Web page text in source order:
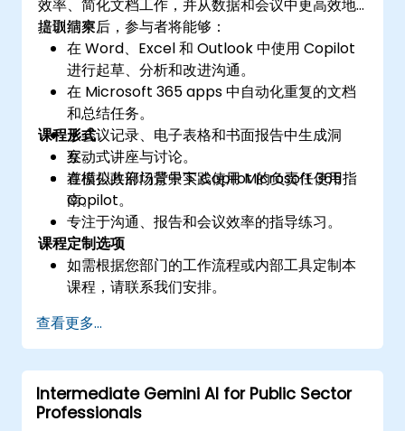
效率、简化文档工作，并从数据和会议中更高效地
提取洞察。
培训结束后，参与者将能够：
在 Word、Excel 和 Outlook 中使用 Copilot
进行起草、分析和改进沟通。
在 Microsoft 365 apps 中自动化重复的文档
和总结任务。
从会议记录、电子表格和书面报告中生成洞
察。
遵循公共部门背景下 Copilot 的负责任使用指
南。
课程形式
互动式讲座与讨论。
在模拟政府场景中实践使用 Microsoft 365
Copilot。
专注于沟通、报告和会议效率的指导练习。
课程定制选项
如需根据您部门的工作流程或内部工具定制本
课程，请联系我们安排。
查看更多...
Intermediate Gemini AI for Public Sector
Professionals